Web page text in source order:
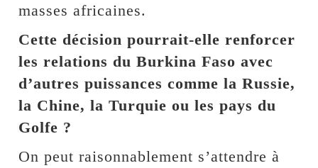
masses africaines.
Cette décision pourrait-elle renforcer
les relations du Burkina Faso avec
d’autres puissances comme la Russie,
la Chine, la Turquie ou les pays du
Golfe ?
On peut raisonnablement s’attendre à